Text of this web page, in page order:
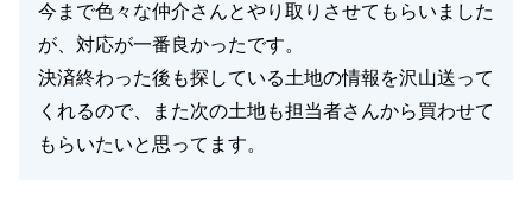
閉じる
今まで色々な仲介さんとやり取りさせてもらいました
が、対応が一番良かったです。
決済終わった後も探している土地の情報を沢山送って
くれるので、また次の土地も担当者さんから買わせて
もらいたいと思ってます。